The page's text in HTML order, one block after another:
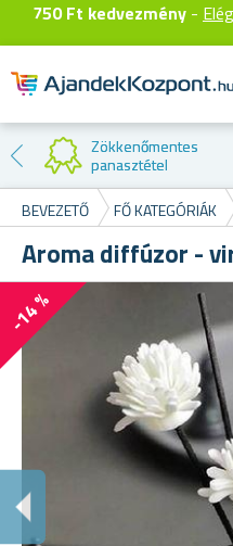
750 Ft kedvezmény -
Minden raktáron,
azonnali kiszállítás!
BEVEZETŐ
FŐ KATEGÓRIÁK
Aroma diffúzor -
-14 %